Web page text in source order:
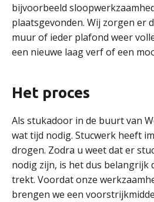
bijvoorbeeld
plaatsgevonden. Wij zorgen er
muur of ieder plafond weer
een nieuwe laag verf of een
Het proces
Als stukadoor in de buurt van
wat tijd nodig. Stucwerk heeft
drogen. Zodra u weet dat er
nodig zijn, is het dus belangrijk
trekt. Voordat onze
brengen we een